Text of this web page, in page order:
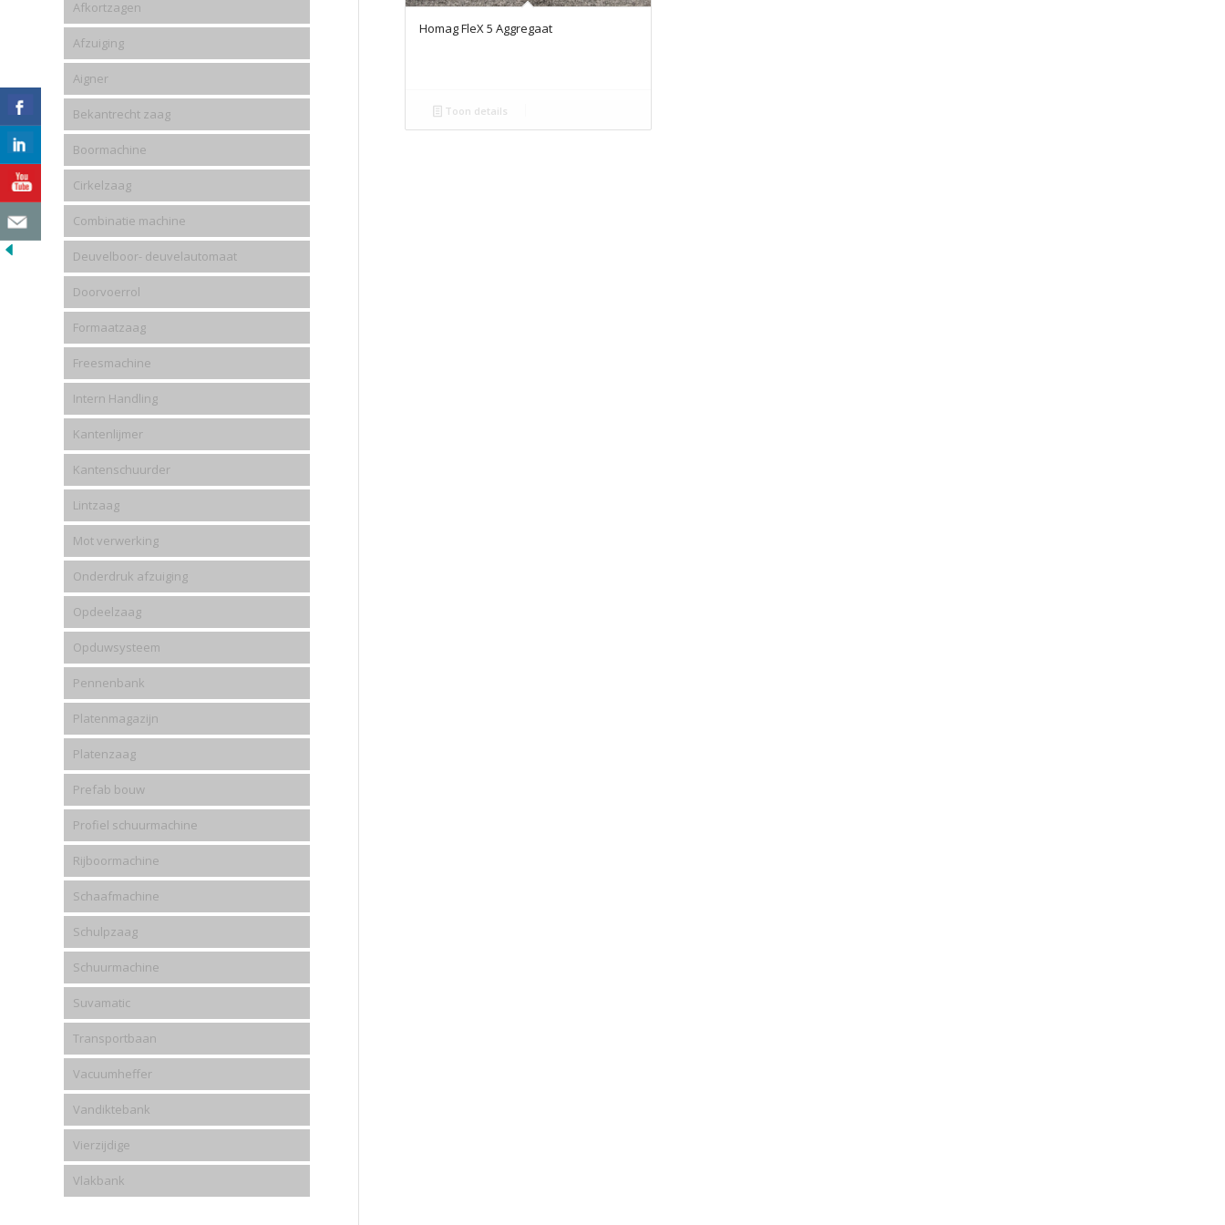
Homag FleX 5 Aggregaat
Toon details
Afkortzagen
Afzuiging
Aigner
Bekantrecht zaag
Boormachine
Cirkelzaag
Combinatie machine
Deuvelboor- deuvelautomaat
Doorvoerrol
Formaatzaag
Freesmachine
Intern Handling
Kantenlijmer
Kantenschuurder
Lintzaag
Mot verwerking
Onderdruk afzuiging
Opdeelzaag
Opduwsysteem
Pennenbank
Platenmagazijn
Platenzaag
Prefab bouw
Profiel schuurmachine
Rijboormachine
Schaafmachine
Schulpzaag
Schuurmachine
Suvamatic
Transportbaan
Vacuumheffer
Vandiktebank
Vierzijdige
Vlakbank